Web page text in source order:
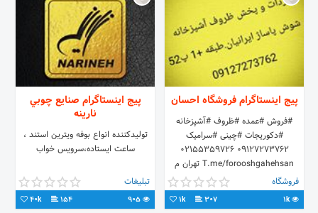
پیج اینستاگرام فروشگاه احسان
#فروش #عمده #ظروف #آشپزخانه
#دکوریجات #چینی #سرامیک
09127273762 02155359726
T.me/forooshgahehsan تهران م
شوش خ صابونیان پاساژایرانیان ط مثبت
یک پ52
فروشگاه
1k
307
1k
پیج اینستاگرام صنايع چوبي
نارينه
توليدكننده انواع بوفه ويترين استند ،
ساعت ايستاده،سرويس خواب
تبلیغات
154
40k